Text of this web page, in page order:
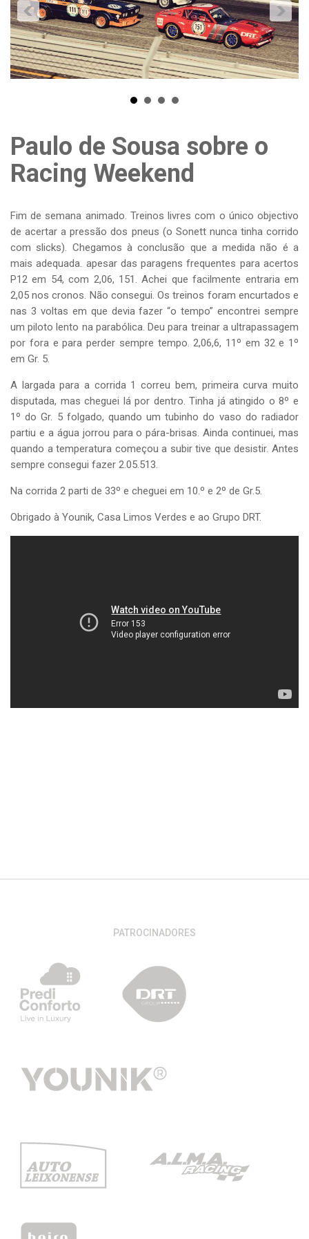
Paulo de Sousa sobre o
Racing Weekend
Fim de semana animado. Treinos livres com o único objectivo
de acertar a pressão dos pneus (o Sonett nunca tinha corrido
com slicks). Chegamos à conclusão que a medida não é a
mais adequada. apesar das paragens frequentes para acertos
P12 em 54, com 2,06, 151. Achei que facilmente entraria em
2,05 nos cronos. Não consegui. Os treinos foram encurtados e
nas 3 voltas em que devia fazer “o tempo” encontrei sempre
um piloto lento na parabólica. Deu para treinar a ultrapassagem
por fora e para perder sempre tempo. 2,06,6, 11º em 32 e 1º
em Gr. 5.
A largada para a corrida 1 correu bem, primeira curva muito
disputada, mas cheguei lá por dentro. Tinha já atingido o 8º e
1º do Gr. 5 folgado, quando um tubinho do vaso do radiador
partiu e a água jorrou para o pára-brisas. Ainda continuei, mas
quando a temperatura começou a subir tive que desistir. Antes
sempre consegui fazer 2.05.513.
Na corrida 2 parti de 33º e cheguei em 10.º e 2º de Gr.5.
Obrigado à Younik, Casa Limos Verdes e ao Grupo DRT.
PATROCINADORES